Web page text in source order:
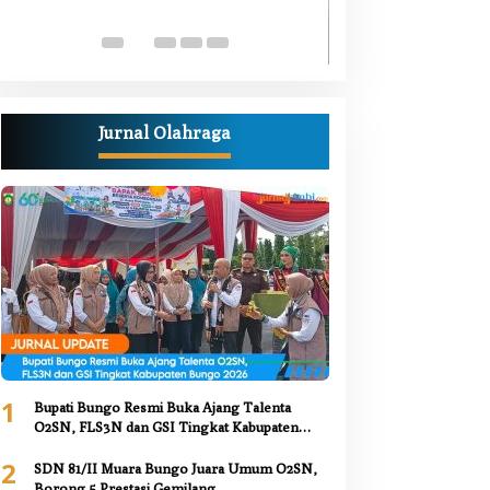
Jurnal Olahraga
1
Bupati Bungo Resmi Buka Ajang Talenta
O2SN, FLS3N dan GSI Tingkat Kabupaten
2
SDN 81/II Muara Bungo Juara Umum O2SN,